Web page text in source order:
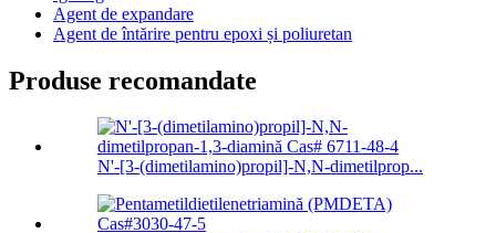
Agent de expandare
Agent de întărire pentru epoxi și poliuretan
Produse recomandate
N'-[3-(dimetilamino)propil]-N,N-dimetilprop...